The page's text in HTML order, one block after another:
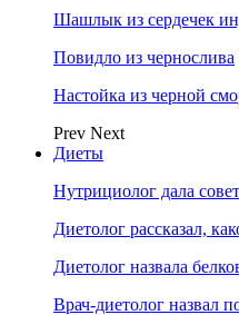
Шашлык из сердечек
Повидло из чернослива
Настойка из черной
Prev Next
Диеты
Нутрициолог дала
Диетолог рассказал,
Диетолог назвала
Врач-диетолог назвал